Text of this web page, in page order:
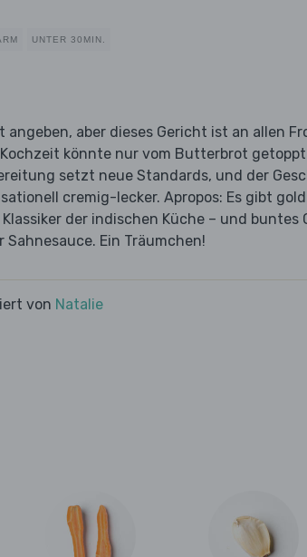
UNTER 30MIN.
angeben, aber dieses Gericht ist an allen
könnte nur vom Butterbrot
setzt neue Standards, und der
cremig-lecker. Apropos: Es gibt
der indischen Küche – und buntes
Ein Träumchen!
von Natalie